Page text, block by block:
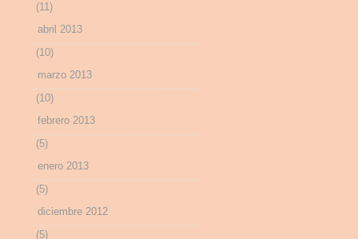
(11)
abril 2013
(10)
marzo 2013
(10)
febrero 2013
(5)
enero 2013
(5)
diciembre 2012
(5)